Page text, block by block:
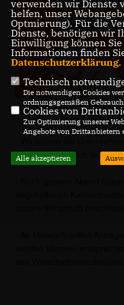
Großkonzern noch
verwenden wir Dienste
helfen, unser
Optmierung). Für die
Dienste, benötigen wir
Einwilligung können
Informationen finden
Datenschutzerklärung.
Technisch
Die notwendigen Cookies
ordnungsgemäßen
Cookies von
Zur Optimierung unserer
Angebote von Drittanbietern
Alle akzeptieren